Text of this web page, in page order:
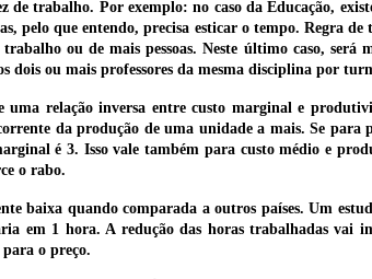
de trabalho. Por exemplo: no caso da Educação,
pelo que entendo, precisa esticar o tempo. Regra
ou de mais pessoas. Neste último caso,
dois ou mais professores da mesma disciplina por
uma relação inversa entre custo marginal e
da produção de uma unidade a mais. Se
é 3. Isso vale também para custo médio e
o rabo.
baixa quando comparada a outros países. Um
em 1 hora. A redução das horas trabalhadas vai
para o preço.